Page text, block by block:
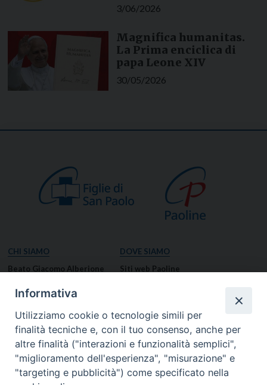
3/06/2026
Magnifica humanitas.
La Prima enciclica di
papa Leone XIV
30/05/2026
CHI SIAMO
Beato Giacomo Alberione
Missione Paolina
Luoghi delle Origini
Governo Generale
Famiglia Paolina
DOVE SIAMO
Siti web Paoline
Notizie dal governo generale
Notizie in breve
RISORSE
Preghiere
Informativa
Utilizziamo cookie o tecnologie simili per
finalità tecniche e, con il tuo consenso, anche per
altre finalità ("interazioni e funzionalità semplici",
"miglioramento dell'esperienza", "misurazione" e
"targeting e pubblicità") come specificato nella